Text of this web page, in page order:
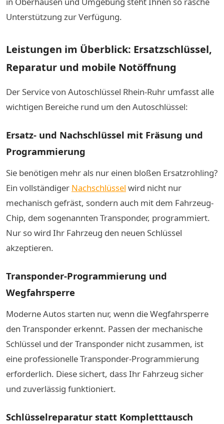
Unterstützung zur Verfügung.
Leistungen im Überblick: Ersatzschlüssel,
Reparatur und mobile Notöffnung
Der Service von Autoschlüssel Rhein-Ruhr umfasst alle
wichtigen Bereiche rund um den Autoschlüssel:
Ersatz- und Nachschlüssel mit Fräsung und
Programmierung
Sie benötigen mehr als nur einen bloßen Ersatzrohling?
Ein vollständiger Nachschlüssel wird nicht nur
mechanisch gefräst, sondern auch mit dem Fahrzeug-
Chip, dem sogenannten Transponder, programmiert.
Nur so wird Ihr Fahrzeug den neuen Schlüssel
akzeptieren.
Transponder-Programmierung und
Wegfahrsperre
Moderne Autos starten nur, wenn die Wegfahrsperre
den Transponder erkennt. Passen der mechanische
Schlüssel und der Transponder nicht zusammen, ist
eine professionelle Transponder-Programmierung
erforderlich. Diese sichert, dass Ihr Fahrzeug sicher
und zuverlässig funktioniert.
Schlüsselreparatur statt Kompletttausch